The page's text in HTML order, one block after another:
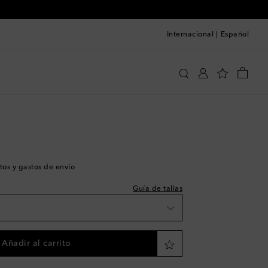
Internacional Español
y gastos de envío
Guía de tallas
a la talla
pieza
Añadir al carrito